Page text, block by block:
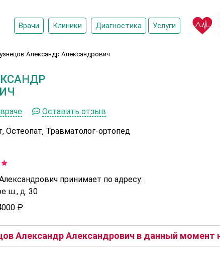
Врачи Клиники Диагностика Услуги
Александр Александрович
Оставить отзыв
Остеопат, Травматолог-ортопед
принимает по адресу:
ш., д. 30
₽
Александр Александрович в данный момент